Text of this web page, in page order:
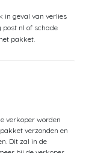
in geval van verlies
post nl of schade
pakket.
verkoper worden
verzonden en
Dit zal in de